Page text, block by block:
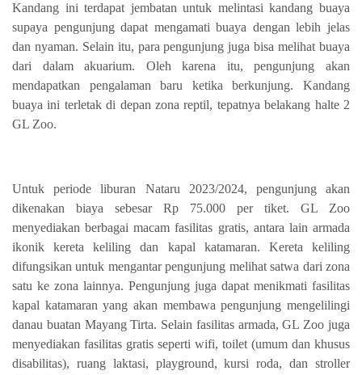
Kandang ini terdapat jembatan untuk melintasi kandang buaya
supaya pengunjung dapat mengamati buaya dengan lebih jelas
dan nyaman. Selain itu, para pengunjung juga bisa melihat buaya
dari dalam akuarium. Oleh karena itu, pengunjung akan
mendapatkan pengalaman baru ketika berkunjung. Kandang
buaya ini terletak di depan zona reptil, tepatnya belakang halte 2
GL Zoo.
Untuk periode liburan Nataru 2023/2024, pengunjung akan
dikenakan biaya sebesar Rp 75.000 per tiket. GL Zoo
menyediakan berbagai macam fasilitas gratis, antara lain armada
ikonik kereta keliling dan kapal katamaran. Kereta keliling
difungsikan untuk mengantar pengunjung melihat satwa dari zona
satu ke zona lainnya. Pengunjung juga dapat menikmati fasilitas
kapal katamaran yang akan membawa pengunjung mengelilingi
danau buatan Mayang Tirta. Selain fasilitas armada, GL Zoo juga
menyediakan fasilitas gratis seperti wifi, toilet (umum dan khusus
disabilitas), ruang laktasi, playground, kursi roda, dan stroller